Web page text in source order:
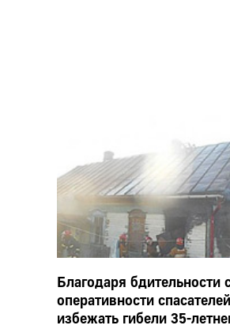
Благодаря бдительности
оперативности
избежать гибели 35-